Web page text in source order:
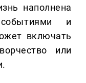
наполнена
и
включать
или